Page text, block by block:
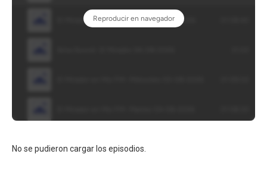
No se pudieron cargar los episodios.